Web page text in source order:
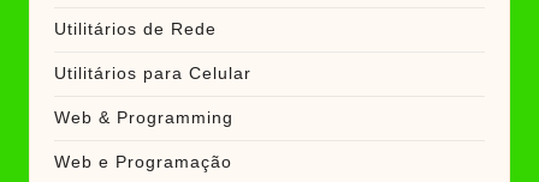
Utilitários de Rede
Utilitários para Celular
Web & Programming
Web e Programação